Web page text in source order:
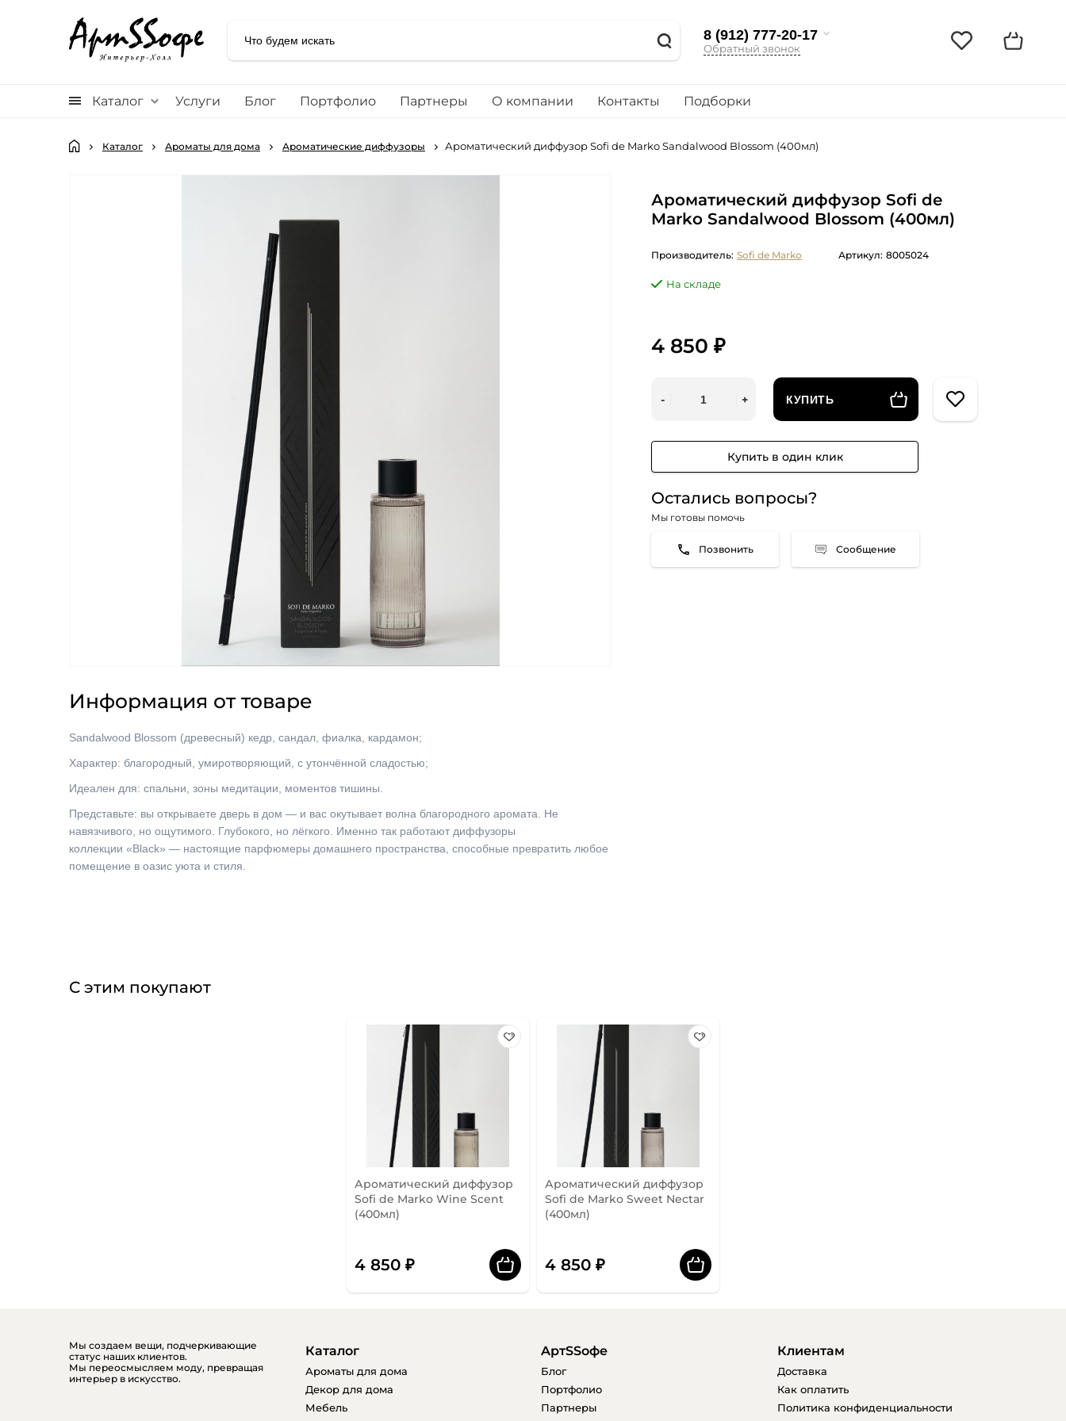
8 (912) 777-20-17
Обратный звонок
Каталог Услуги Блог Портфолио Партнеры О компании Контакты Подборки
Каталог Ароматы для дома Ароматические диффузоры Ароматический диффузор Sofi de Marko Sandalwood Blossom (400мл)
Информация от товаре
Sandalwood Blossom (древесный) кедр, сандал, фиалка, кардамон;
Характер: благородный, умиротворяющий, с утончённой сладостью;
Идеален для: спальни, зоны медитации, моментов тишины.
Представьте: вы открываете дверь в дом — и вас окутывает волна благородного аромата. Не
навязчивого, но ощутимого. Глубокого, но лёгкого. Именно так работают диффузоры
коллекции «Black» — настоящие парфюмеры домашнего пространства, способные превратить любое
помещение в оазис уюта и стиля.
Ароматический диффузор Sofi de
Marko Sandalwood Blossom (400мл)
Производитель: Sofi de Marko Артикул: 8005024
На складе
4 850 ₽
КУПИТЬ
Купить в один клик
Остались вопросы?
Мы готовы помочь
Сообщение
С этим покупают
Ароматический диффузор
Sofi de Marko Wine Scent
(400мл)
4 850 ₽
Ароматический диффузор
Sofi de Marko Sweet Nectar
(400мл)
4 850 ₽
Мы создаем вещи, подчеркивающие
статус наших клиентов.
Мы переосмысляем моду, превращая
интерьер в искусство.
Каталог
Ароматы для дома
Декор для дома
Мебель
AртSSофе
Блог
Портфолио
Партнеры
Клиентам
Доставка
Как оплатить
Политика конфиденциальности